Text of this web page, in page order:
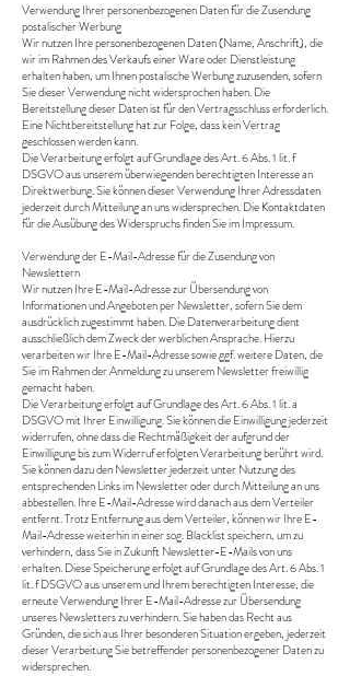
Verwendung Ihrer personenbezogenen Daten für die Zusendung
postalischer Werbung
Wir nutzen Ihre personenbezogenen Daten (Name, Anschrift), die
wir im Rahmen des Verkaufs einer Ware oder Dienstleistung
erhalten haben, um Ihnen postalische Werbung zuzusenden, sofern
Sie dieser Verwendung nicht widersprochen haben. Die
Bereitstellung dieser Daten ist für den Vertragsschluss erforderlich.
Eine Nichtbereitstellung hat zur Folge, dass kein Vertrag
geschlossen werden kann.
Die Verarbeitung erfolgt auf Grundlage des Art. 6 Abs. 1 lit. f
DSGVO aus unserem überwiegenden berechtigten Interesse an
Direktwerbung. Sie können dieser Verwendung Ihrer Adressdaten
jederzeit durch Mitteilung an uns widersprechen. Die Kontaktdaten
für die Ausübung des Widerspruchs finden Sie im Impressum.
Verwendung der E-Mail-Adresse für die Zusendung von
Newslettern
Wir nutzen Ihre E-Mail-Adresse zur Übersendung von
Informationen und Angeboten per Newsletter, sofern Sie dem
ausdrücklich zugestimmt haben. Die Datenverarbeitung dient
ausschließlich dem Zweck der werblichen Ansprache. Hierzu
verarbeiten wir Ihre E-Mail-Adresse sowie ggf. weitere Daten, die
Sie im Rahmen der Anmeldung zu unserem Newsletter freiwillig
gemacht haben.
Die Verarbeitung erfolgt auf Grundlage des Art. 6 Abs. 1 lit. a
DSGVO mit Ihrer Einwilligung. Sie können die Einwilligung jederzeit
widerrufen, ohne dass die Rechtmäßigkeit der aufgrund der
Einwilligung bis zum Widerruf erfolgten Verarbeitung berührt wird.
Sie können dazu den Newsletter jederzeit unter Nutzung des
entsprechenden Links im Newsletter oder durch Mitteilung an uns
abbestellen. Ihre E-Mail-Adresse wird danach aus dem Verteiler
entfernt. Trotz Entfernung aus dem Verteiler, können wir Ihre E-
Mail-Adresse weiterhin in einer sog. Blacklist speichern, um zu
verhindern, dass Sie in Zukunft Newsletter-E-Mails von uns
erhalten. Diese Speicherung erfolgt auf Grundlage des Art. 6 Abs. 1
lit. f DSGVO aus unserem und Ihrem berechtigten Interesse, die
erneute Verwendung Ihrer E-Mail-Adresse zur Übersendung
unseres Newsletters zu verhindern. Sie haben das Recht aus
Gründen, die sich aus Ihrer besonderen Situation ergeben, jederzeit
dieser Verarbeitung Sie betreffender personenbezogener Daten zu
widersprechen.